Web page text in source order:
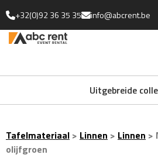
+32(0)92 36 35 35 info@abcrent.be
Uitgebreide
Tafelmateriaal > Linnen > Linnen >
olijfgroen